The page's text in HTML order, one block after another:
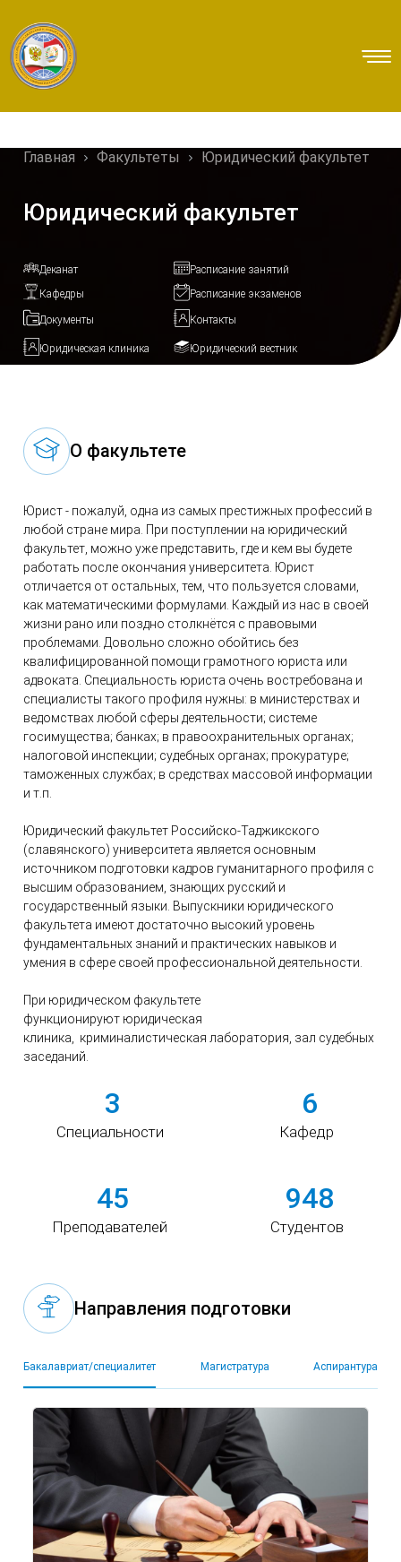
Главная Факультеты Юридический факультет
Юридический факультет
Деканат
Расписание занятий
Кафедры
Расписание экзаменов
Документы Контакты
Юридическая клиника Юридический вестник
О факультете
Юрист - пожалуй, одна из самых престижных профессий в
любой стране мира. При поступлении на юридический
факультет, можно уже представить, где и кем вы будете
работать после окончания университета. Юрист
отличается от остальных, тем, что пользуется словами,
как математическими формулами. Каждый из нас в своей
жизни рано или поздно столкнётся с правовыми
проблемами. Довольно сложно обойтись без
квалифицированной помощи грамотного юриста или
адвоката. Специальность юриста очень востребована и
специалисты такого профиля нужны: в министерствах и
ведомствах любой сферы деятельности; системе
госимущества; банках; в правоохранительных органах;
налоговой инспекции; судебных органах; прокуратуре;
таможенных службах; в средствах массовой информации
и т.п.
Юридический факультет Российско-Таджикского
(славянского) университета является основным
источником подготовки кадров гуманитарного профиля с
высшим образованием, знающих русский и
государственный языки. Выпускники юридического
факультета имеют достаточно высокий уровень
фундаментальных знаний и практических навыков и
умения в сфере своей профессиональной деятельности.
При юридическом факультете
функционируют юридическая
клиника, криминалистическая лаборатория, зал судебных
заседаний.
3
Специальности
6
Кафедр
45
Преподавателей
948
Студентов
Направления подготовки
Бакалавриат/специалитет Магистратура Аспирантура